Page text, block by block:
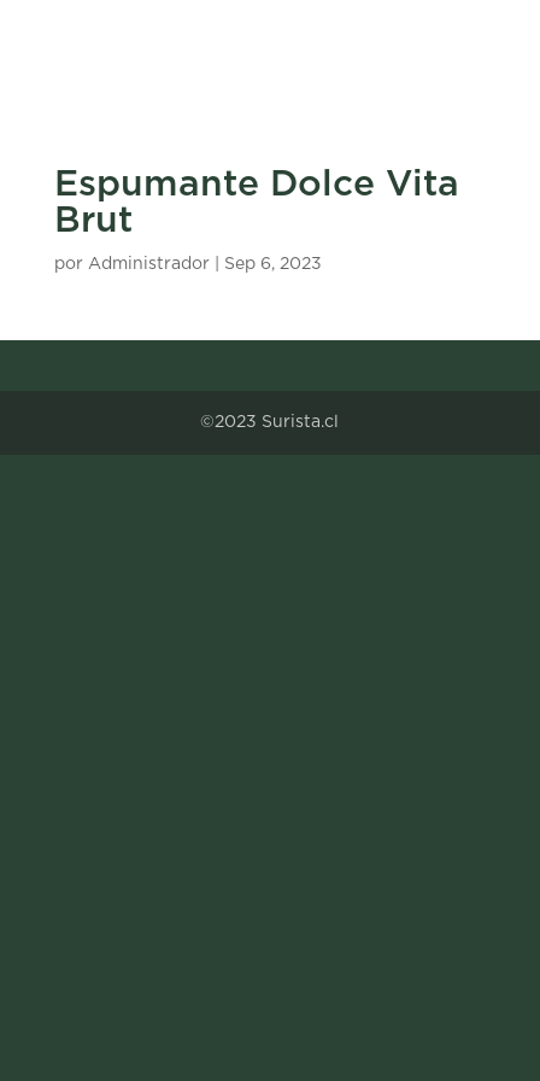
Espumante Dolce Vita
Brut
por Administrador| Sep 6, 2023
©2023 Surista.cl